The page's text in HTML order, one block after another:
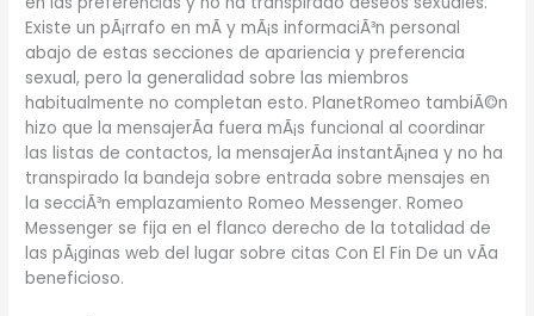
Existe un pÃ¡rrafo en mÃ­ y mÃ¡s informaciÃ³n personal
abajo de estas secciones de apariencia y preferencia
sexual, pero la generalidad sobre las miembros
habitualmente no completan esto. PlanetRomeo tambiÃ©n
hizo que la mensajerÃ­a fuera mÃ¡s funcional al coordinar
las listas de contactos, la mensajerÃ­a instantÃ¡nea y no ha
transpirado la bandeja sobre entrada sobre mensajes en
la secciÃ³n emplazamiento Romeo Messenger. Romeo
Messenger se fija en el flanco derecho de la totalidad de
las pÃ¡ginas web del lugar sobre citas Con El Fin De un vÃ­a
beneficioso.